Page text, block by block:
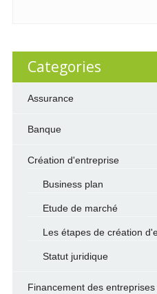
Categories
Assurance
Banque
Création d'entreprise
Business plan
Etude de marché
Les étapes de création
Statut juridique
Financement des